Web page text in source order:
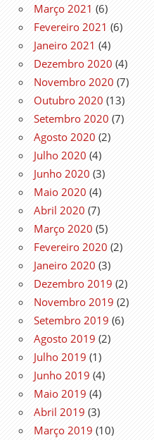
Março 2021 (6)
Fevereiro 2021 (6)
Janeiro 2021 (4)
Dezembro 2020 (4)
Novembro 2020 (7)
Outubro 2020 (13)
Setembro 2020 (7)
Agosto 2020 (2)
Julho 2020 (4)
Junho 2020 (3)
Maio 2020 (4)
Abril 2020 (7)
Março 2020 (5)
Fevereiro 2020 (2)
Janeiro 2020 (3)
Dezembro 2019 (2)
Novembro 2019 (2)
Setembro 2019 (6)
Agosto 2019 (2)
Julho 2019 (1)
Junho 2019 (4)
Maio 2019 (4)
Abril 2019 (3)
Março 2019 (10)